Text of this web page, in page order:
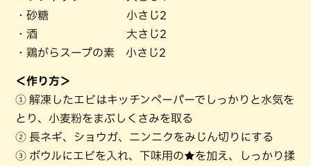
・砂糖 小さじ2
・酒 大さじ2
・鶏がらスープの素 小さじ2
＜作り方＞
① 解凍したエビはキッチンペーパーでしっかりと水気を
とり、小麦粉をまぶしくさみを取る
② 長ネギ、ショウガ、ニンニクをみじん切りにする
③ ボウルにエビを入れ、下味用の★を加え、しっかり揉